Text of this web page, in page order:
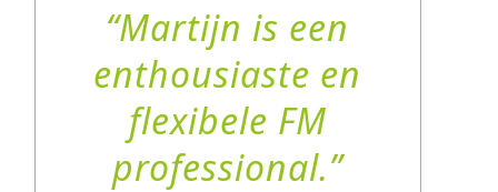
Martijn is een
enthousiaste en
flexibele FM
professional.